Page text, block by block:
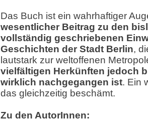
Das Buch ist ein wahrhaftiger
wesentlicher Beitrag zu den
vollständig geschriebenen
Geschichten der Stadt Berlin,
lautstark zur weltoffenen
vielfältigen Herkünften jedoch
wirklich nachgegangen ist. Ein
das gleichzeitig beschämt.
Zu den AutorInnen: